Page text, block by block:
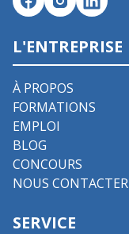
L'ENTREPRISE
À PROPOS
FORMATIONS
EMPLOI
BLOG
CONCOURS
NOUS CONTACTER
SERVICE